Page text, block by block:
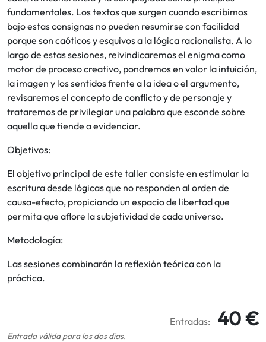
fundamentales. Los textos que surgen cuando escribimos
bajo estas consignas no pueden resumirse con facilidad
porque son caóticos y esquivos a la lógica racionalista. A lo
largo de estas sesiones, reivindicaremos el enigma como
motor de proceso creativo, pondremos en valor la intuición,
la imagen y los sentidos frente a la idea o el argumento,
revisaremos el concepto de conflicto y de personaje y
trataremos de privilegiar una palabra que esconde sobre
aquella que tiende a evidenciar.
Objetivos:
El objetivo principal de este taller consiste en estimular la
escritura desde lógicas que no responden al orden de
causa-efecto, propiciando un espacio de libertad que
permita que aflore la subjetividad de cada universo.
Metodología:
Las sesiones combinarán la reflexión teórica con la
práctica.
Entradas: 40 €
Entrada válida para los dos días.